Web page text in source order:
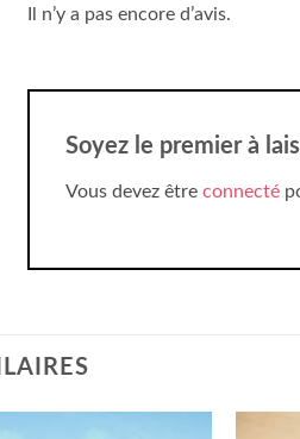
Il n’y a pas encore d’avis.
Soyez le premier à
Vous devez être connecté